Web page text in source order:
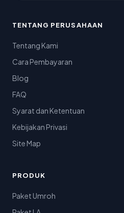
TENTANG PERUSAHAAN
Tentang Kami
Cara Pembayaran
Blog
FAQ
Syarat dan Ketentuan
Kebijakan Privasi
Site Map
PRODUK
Paket Umroh